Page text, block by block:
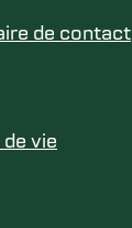
de contact
vie